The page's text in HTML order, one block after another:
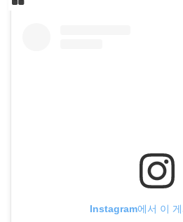
Instagram에서 이 게